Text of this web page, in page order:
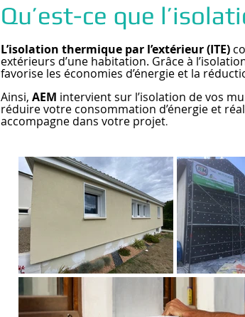
Qu’est-ce que
L’isolation thermique par l’extérieur (ITE)
extérieurs d’une habitation. Grâce à
favorise les économies d’énergie et la
Ainsi, AEM intervient sur l’isolation de vos
réduire votre consommation d’énergie et
accompagne dans votre projet.